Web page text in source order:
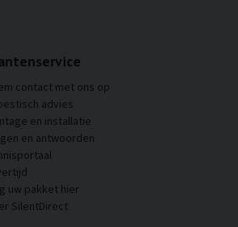
contact met ons op
advies
en installatie
en antwoorden
uw pakket hier
SilentDirect